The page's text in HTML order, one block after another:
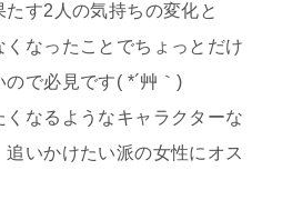
す2人の気持ちの変化と
なったことでちょっとだけ
で必見です( *´艸｀)
なるようなキャラクターな
いかけたい派の女性にオス